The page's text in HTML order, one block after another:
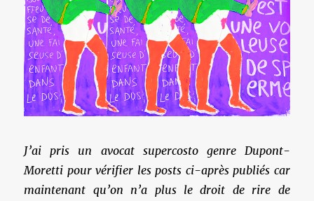
J’ai pris un avocat supercosto genre Dupont-
Moretti pour vérifier les posts ci-après publiés car
maintenant qu’on n’a plus le droit de rire de